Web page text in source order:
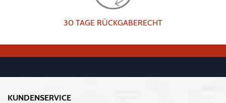
30 TAGE RÜCKGABERECHT
KUNDENSERVICE